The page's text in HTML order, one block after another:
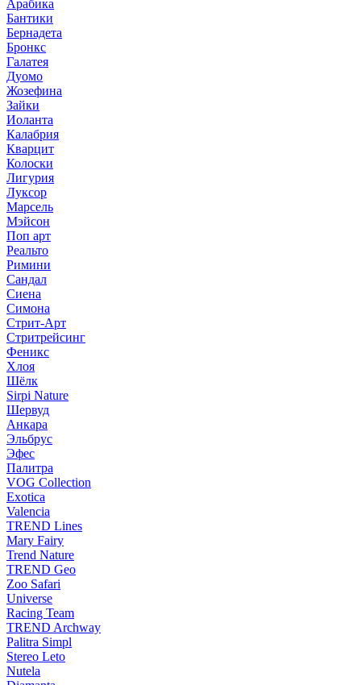
Арабика
Бантики
Бернадета
Бронкс
Галатея
Дуомо
Жозефина
Зайки
Иоланта
Калабрия
Кварцит
Колоски
Лигурия
Луксор
Марсель
Мэйсон
Поп арт
Реальто
Римини
Сандал
Сиена
Симона
Стрит-Арт
Стритрейсинг
Феникс
Хлоя
Шёлк
Sirpi Nature
Шервуд
Анкара
Эльбрус
Эфес
Палитра
VOG Collection
Exotica
Valencia
TREND Lines
Mary Fairy
Trend Nature
TREND Geo
Zoo Safari
Universe
Racing Team
TREND Archway
Palitra Simpl
Stereo Leto
Nutela